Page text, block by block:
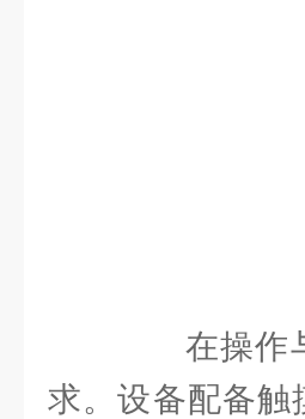
在操作与
求。设备配备触